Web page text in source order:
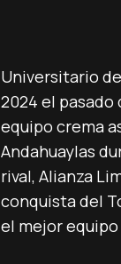
Universitario
2024 el
equipo crema
Andahuaylas
rival, Alianza
conquista del
el mejor